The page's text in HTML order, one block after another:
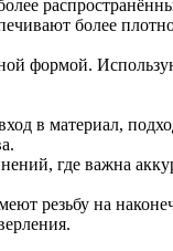
более
формой.
в материал,
где важна
резьбу на